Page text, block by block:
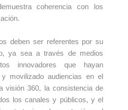
coherencia con los
deben ser referentes por su
ya sea a través de medios
innovadores que hayan
y movilizado audiencias en el
visión 360, la consistencia de
los canales y públicos, y el